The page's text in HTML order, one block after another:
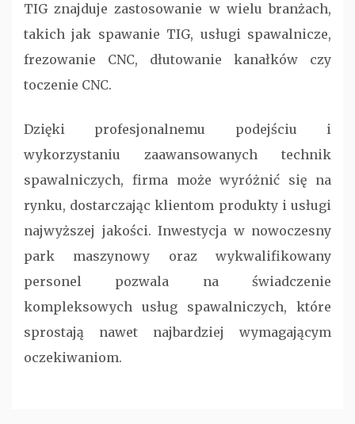
TIG znajduje zastosowanie w wielu branżach,
takich jak spawanie TIG, usługi spawalnicze,
frezowanie CNC, dłutowanie kanałków czy
toczenie CNC.
Dzięki profesjonalnemu podejściu i
wykorzystaniu zaawansowanych technik
spawalniczych, firma może wyróżnić się na
rynku, dostarczając klientom produkty i usługi
najwyższej jakości. Inwestycja w nowoczesny
park maszynowy oraz wykwalifikowany
personel pozwala na świadczenie
kompleksowych usług spawalniczych, które
sprostają nawet najbardziej wymagającym
oczekiwaniom.